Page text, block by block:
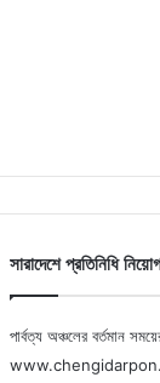
সারাদেশে প্রতিনিধি
পার্বত্য অঞ্চলের বর্তমান